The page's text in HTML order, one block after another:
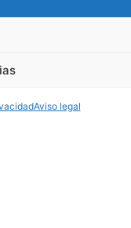
Aviso legal